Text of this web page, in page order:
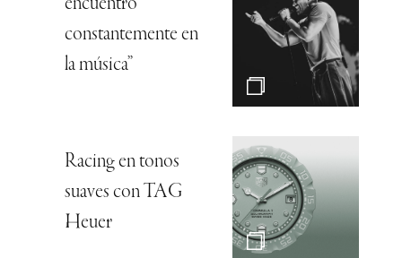
encuentro
constantemente en
la música”
Racing en tonos
suaves con TAG
Heuer